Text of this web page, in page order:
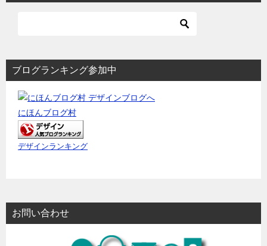
ブログランキング参加中
にほんブログ村
デザインランキング
お問い合わせ